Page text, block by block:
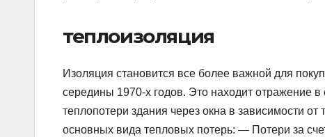
теплоизоляция
Изоляция становится все более важной для
середины 1970-х годов. Это находит отражение
теплопотери здания через окна в зависимости
основных вида тепловых потерь: — Потери за